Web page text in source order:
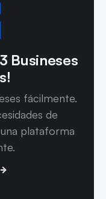
Busineses
fácilmente.
de
plataforma